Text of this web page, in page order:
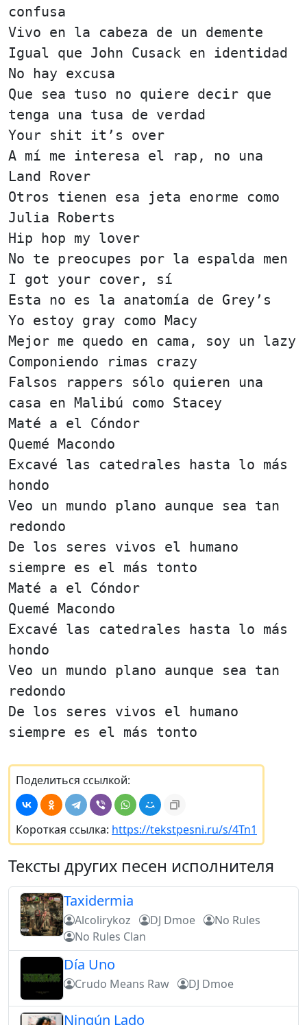
confusa
Vivo en la cabeza de un demente
Igual que John Cusack en identidad
No hay excusa
Que sea tuso no quiere decir que
tenga una tusa de verdad
Your shit it’s over
A mí me interesa el rap, no una
Land Rover
Otros tienen esa jeta enorme como
Julia Roberts
Hip hop my lover
No te preocupes por la espalda men
I got your cover, sí
Esta no es la anatomía de Grey’s
Yo estoy gray como Macy
Mejor me quedo en cama, soy un lazy
Componiendo rimas crazy
Falsos rappers sólo quieren una
casa en Malibú como Stacey
Maté a el Cóndor
Quemé Macondo
Excavé las catedrales hasta lo más
hondo
Veo un mundo plano aunque sea tan
redondo
De los seres vivos el humano
siempre es el más tonto
Maté a el Cóndor
Quemé Macondo
Excavé las catedrales hasta lo más
hondo
Veo un mundo plano aunque sea tan
redondo
De los seres vivos el humano
siempre es el más tonto
Поделиться ссылкой:
Короткая ссылка: https://tekstpesni.ru/s/4Tn1
Тексты других песен исполнителя
Taxidermia
Alcolirykoz DJ Dmoe
No Rules
No Rules Clan
Día Uno
Crudo Means Raw DJ Dmoe
Ningún Lado